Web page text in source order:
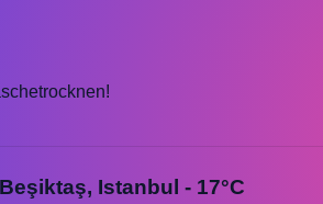
Istanbul - 17°C